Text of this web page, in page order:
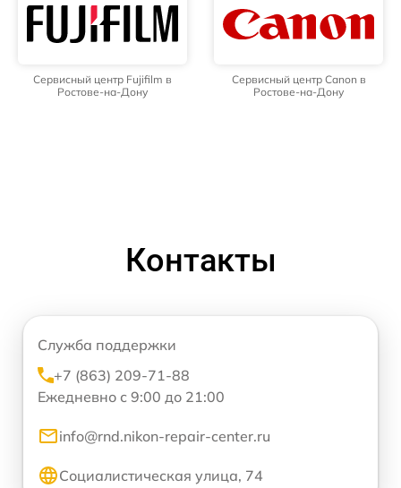
Сервисный центр Fujifilm в
Ростове-на-Дону
Сервисный центр Canon в
Ростове-на-Дону
Контакты
Служба поддержки
+7 (863) 209-71-88
Ежедневно с 9:00 до 21:00
info@rnd.nikon-repair-center.ru
Социалистическая улица, 74